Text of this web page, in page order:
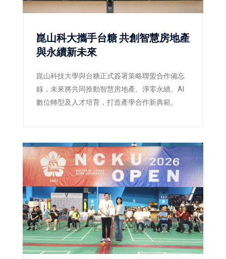
崑山科大攜手台糖 共創智慧房地產
與永續新未來
崑山科技大學與台糖正式簽署策略聯盟合作備忘
錄，未來將共同推動智慧房地產、淨零永續、AI
數位轉型及人才培育，打造產學合作新典範。